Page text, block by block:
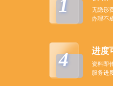
1
无隐形
办理不
4 进度
资料即
服务进